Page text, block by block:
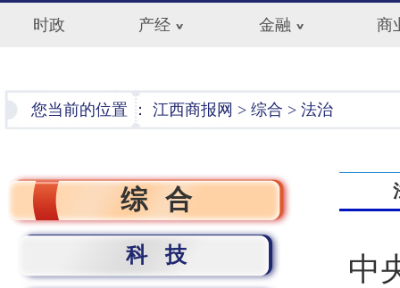
时政 产经 金融 商
您当前的位置 ： 江西商报网 > 综合 > 法治
中
综合
科技